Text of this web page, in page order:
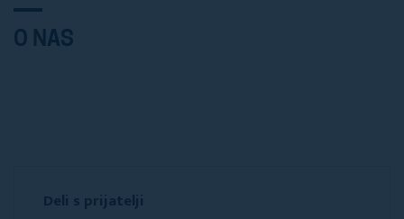
O NAS
Deli s prijatelji